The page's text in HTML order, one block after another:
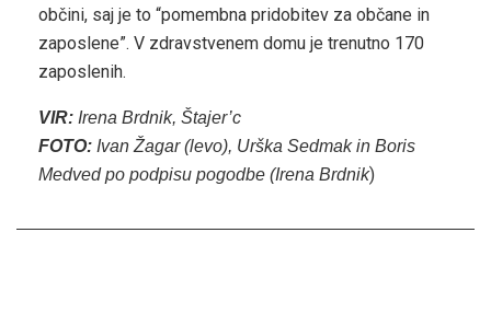
občini, saj je to “pomembna pridobitev za občane in
zaposlene”. V zdravstvenem domu je trenutno 170
zaposlenih.
VIR: Irena Brdnik, Štajer’c
FOTO: Ivan Žagar (levo), Urška Sedmak in Boris
Medved po podpisu pogodbe (Irena Brdnik)